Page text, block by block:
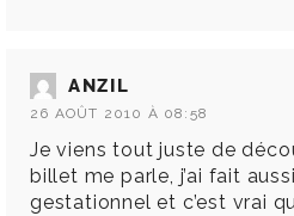
ANZIL
26 AOÛT 2010 À 08:58
Je viens tout juste de
billet me parle, j’ai fait
gestationnel et c’est vrai